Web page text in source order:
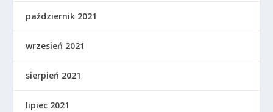
październik 2021
wrzesień 2021
sierpień 2021
lipiec 2021